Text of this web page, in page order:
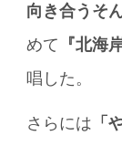
向き合うそ
めて
『北海
唱した。
さらには 「